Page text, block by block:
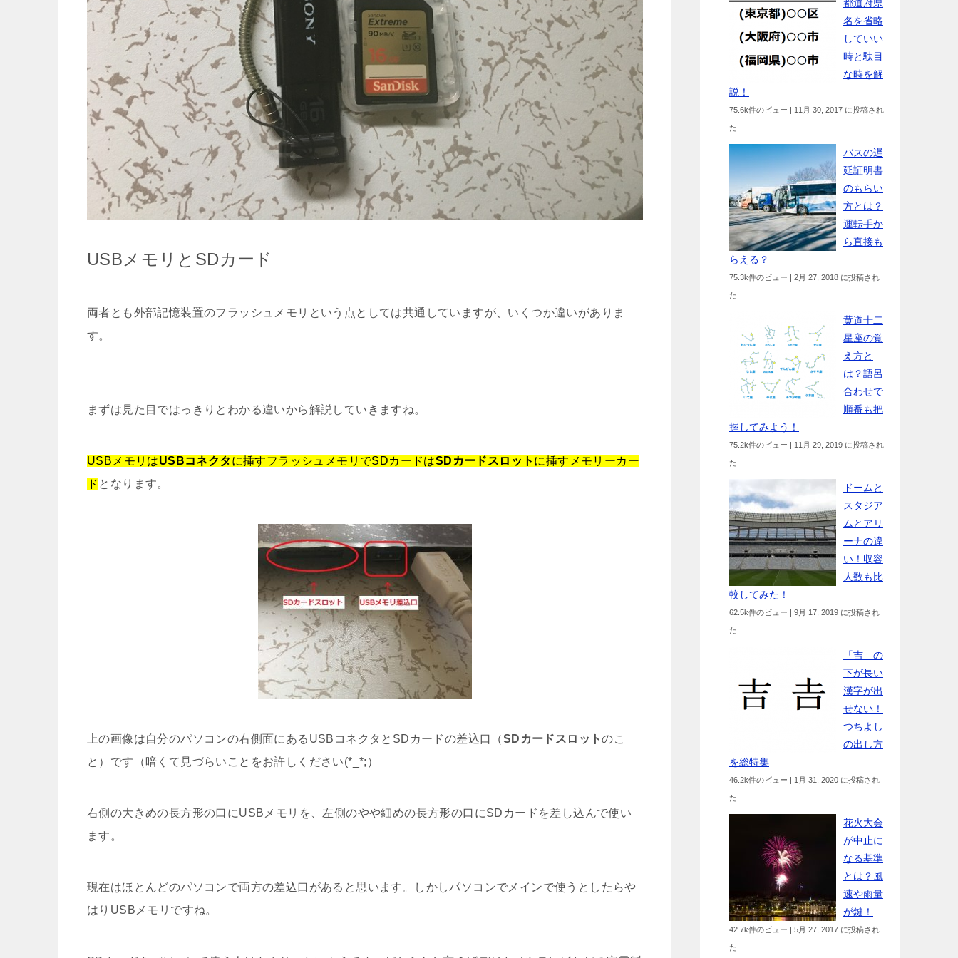
USBメモリとSDカード
両者とも外部記憶装置のフラッシュメモリという点としては共通していますが、いくつか違いがありま
す。
まずは見た目ではっきりとわかる違いから解説していきますね。
USBメモリはUSBコネクタ に挿すフラッシュメモリでSDカードはSDカードスロット に挿すメモリーカー
ド となります。
上の画像は自分のパソコンの右側面にあるUSBコネクタとSDカードの差込口（SDカードスロットのこ
と）です（暗くて見づらいことをお許しください(*_*;）
右側の大きめの長方形の口にUSBメモリを、左側のやや細めの長方形の口にSDカードを差し込んで使い
ます。
現在はほとんどのパソコンで両方の差込口があると思います。しかしパソコンでメインで使うとしたらや
はりUSBメモリですね。
都道府県
名を省略
していい
時と駄目
な時を解
説！
75.6k件のビュー | 11月 30, 2017 に投稿され
た
バスの遅
延証明書
のもらい
方とは？
運転手か
ら直接も
らえる？
75.3k件のビュー | 2月 27, 2018 に投稿され
た
黄道十二
星座の覚
え方と
は？語呂
合わせで
順番も把
握してみよう！
75.2k件のビュー | 11月 29, 2019 に投稿され
た
ドームと
スタジア
ムとアリ
ーナの違
い！収容
人数も比
較してみた！
62.5k件のビュー | 9月 17, 2019 に投稿され
た
「吉」の
下が長い
漢字が出
せない！
つちよし
の出し方
を総特集
46.2k件のビュー | 1月 31, 2020 に投稿され
た
花火大会
が中止に
なる基準
とは？風
速や雨量
が鍵！
42.7k件のビュー | 5月 27, 2017 に投稿され
た